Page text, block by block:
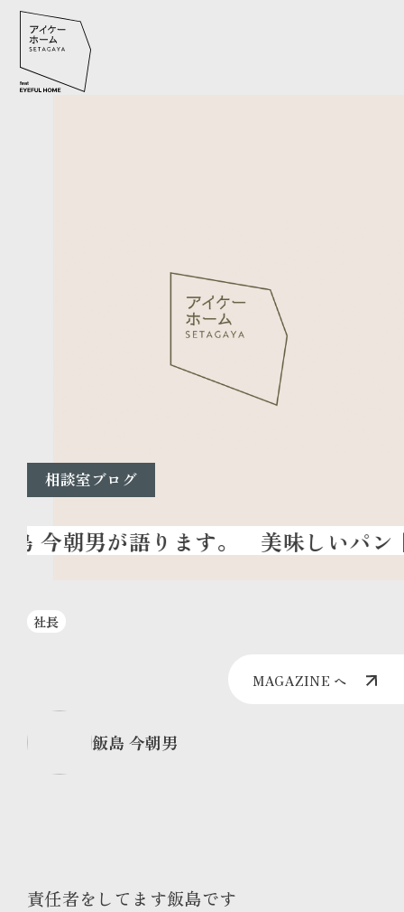
相談室ブログ
美味しいパン ｜
社長
MAGAZINE へ
飯島 今朝男
責任者をしてます飯島です